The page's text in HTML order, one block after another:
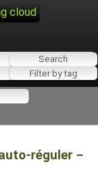
cloud
réguler –